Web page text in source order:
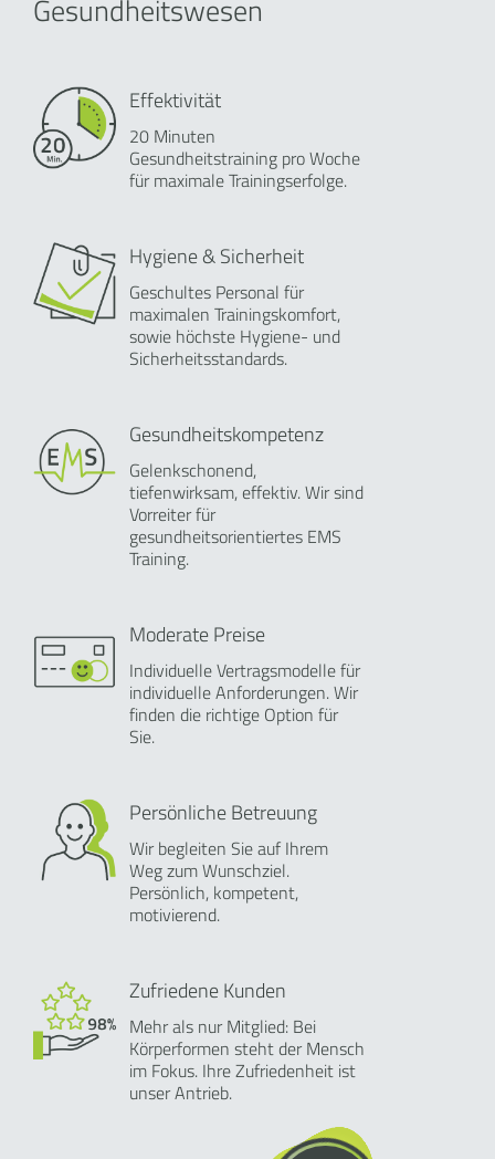
Gesundheitswesen
Effektivität
20 Minuten
Gesundheitstraining pro Woche
für maximale Trainingserfolge.
Hygiene & Sicherheit
Geschultes Personal für
maximalen Trainingskomfort,
sowie höchste Hygiene- und
Sicherheitsstandards.
Gesundheitskompetenz
Gelenkschonend,
tiefenwirksam, effektiv. Wir sind
Vorreiter für
gesundheitsorientiertes EMS
Training.
Moderate Preise
Individuelle Vertragsmodelle für
individuelle Anforderungen. Wir
finden die richtige Option für
Sie.
Persönliche Betreuung
Wir begleiten Sie auf Ihrem
Weg zum Wunschziel.
Persönlich, kompetent,
motivierend.
Zufriedene Kunden
Mehr als nur Mitglied: Bei
Körperformen steht der Mensch
im Fokus. Ihre Zufriedenheit ist
unser Antrieb.